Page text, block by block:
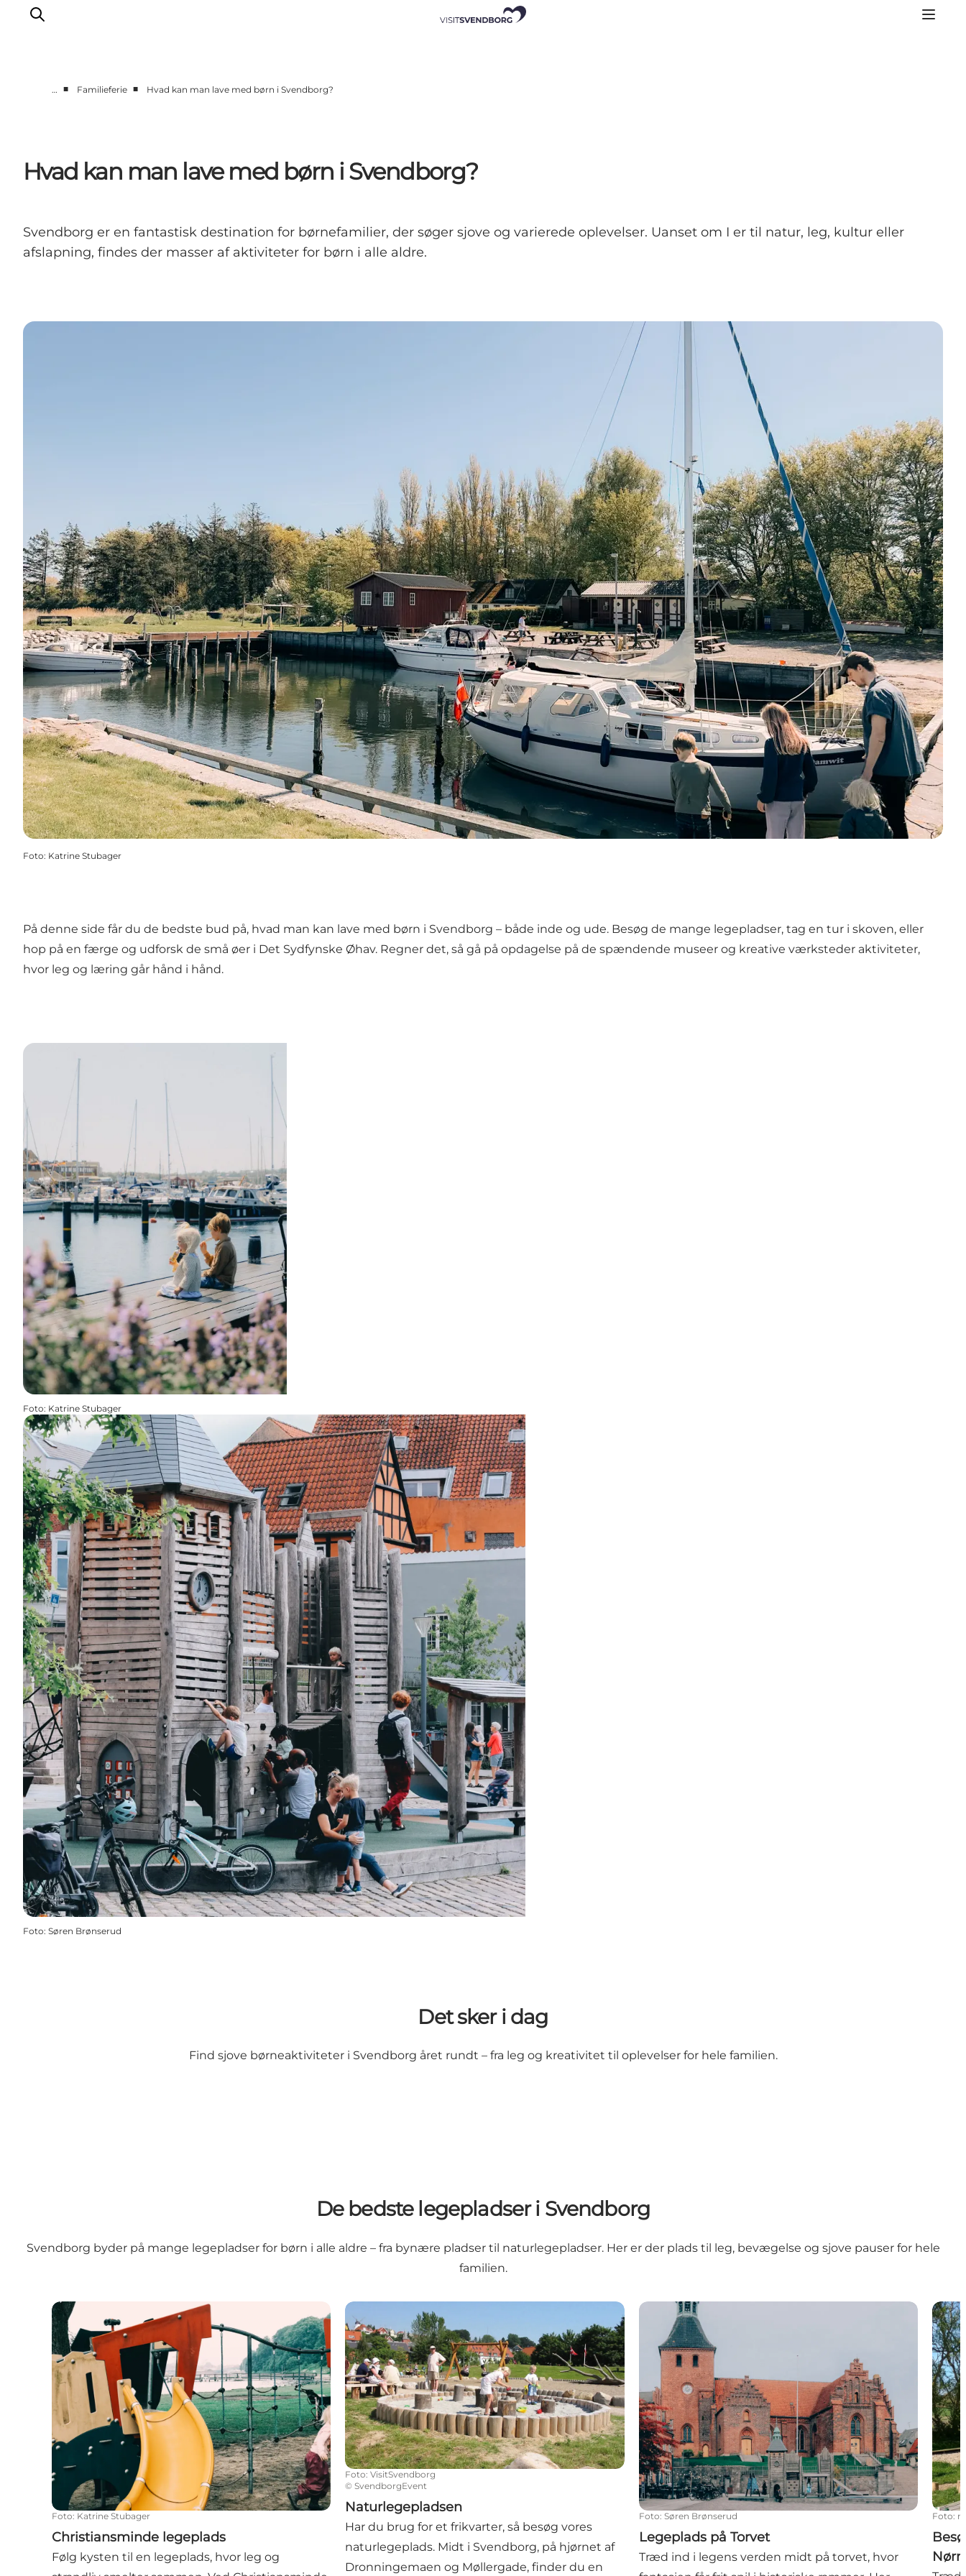
Spis og drik
handelsbyen Svendborg
Planlæg din tur
… ■ Familieferie ■ Hvad kan man lave med børn i Svendborg?
Hvad kan man lave med børn i Svendborg?
Svendborg er en fantastisk destination for børnefamilier, der søger sjove og varierede oplevelser. Uanset om I er til natur, leg, kultur eller
afslapning, findes der masser af aktiviteter for børn i alle aldre.
Foto: Katrine Stubager
På denne side får du de bedste bud på, hvad man kan lave med børn i Svendborg – både inde og ude. Besøg de mange legepladser, tag en tur i skoven, eller
hop på en færge og udforsk de små øer i Det Sydfynske Øhav. Regner det, så gå på opdagelse på de spændende museer og kreative værksteder aktiviteter,
hvor leg og læring går hånd i hånd.
Foto: Katrine Stubager
Foto: Søren Brønserud
Det sker i dag
Find sjove børneaktiviteter i Svendborg året rundt – fra leg og kreativitet til oplevelser for hele familien.
De bedste legepladser i Svendborg
Svendborg byder på mange legepladser for børn i alle aldre – fra bynære pladser til naturlegepladser. Her er der plads til leg, bevægelse og sjove pauser for hele
familien.
Christiansminde legeplads
Foto: Katrine Stubager
Christiansminde legeplads
Følg kysten til en legeplads, hvor leg og
Naturlegepladsen
Foto: VisitSvendborg
©SvendborgEvent
Naturlegepladsen
Har du brug for et frikvarter, så besøg vores
naturlegeplads. Midt i Svendborg, på hjørnet af
Dronningemaen og Møllergade, finder du en
Legeplads på Torvet
Foto: Søren Brønserud
Legeplads på Torvet
Træd ind i legens verden midt på torvet, hvor
Foto: